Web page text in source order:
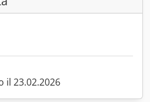
il 23.02.2026